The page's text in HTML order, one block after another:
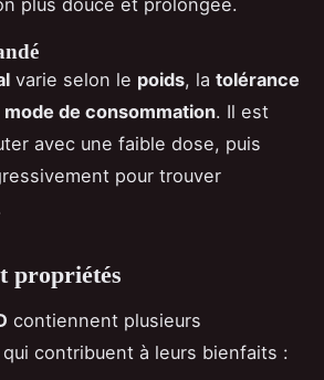
plus douce et prolongée.
varie selon le poids, la tolérance
mode de consommation. Il est
avec une faible dose, puis
pour trouver
propriétés
contiennent plusieurs
contribuent à leurs bienfaits :